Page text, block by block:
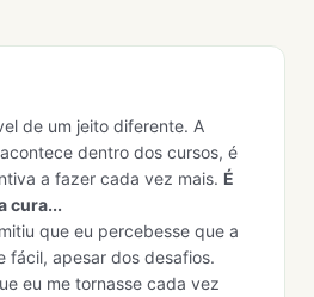
de um jeito diferente. A
dentro dos cursos, é
a fazer cada vez mais. É
cura...
que eu percebesse que a
fácil, apesar dos desafios.
eu me tornasse cada vez